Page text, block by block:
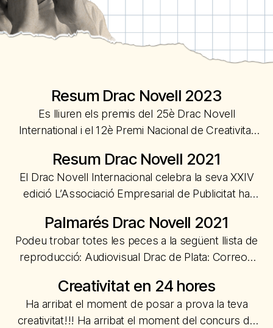
Resum Drac Novell 2023
Es lliuren els premis del 25è Drac Novell
International i el 12è Premi Nacional de Creativitat
novembre tingué lloc l’acte de lliurament de la 25a
edició dels Premis Drac Novell Internacional, l’únic
festival de l’esfera internacional que té per objectiu
potenciar el talent i la creativitat dels […]
Resum Drac Novell 2021
El Drac Novell Internacional celebra la seva XXIV
edició L’Associació Empresarial de Publicitat ha
estudiants de publicitat d’arreu del món, de nou de
manera totalment presencial El Drac Novell
Internacional 2021, organitzat per l’Associació
de Catalunya (UIC), celebrat els dies 18 […]
Palmarés Drac Novell 2021
Podeu trobar totes les peces a la següent llista de
reproducció: Audiovisual Drac de Plata: Correos
Buendía, Brother Madrid Drac de plata: Museo
Reina Sofia “Nunca el surrealismo había estado tan
cerca”Ana Benetó, The Atomic Garden Drac de
Creativitat en 24 hores
Ha arribat el moment de posar a prova la teva
creativitat!!! Ha arribat el moment del concurs de